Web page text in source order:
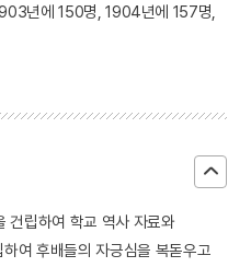
년에 150명, 1904년에 157명,
건립하여 학교 역사 자료와
여 후배들의 자긍심을 복돋우고